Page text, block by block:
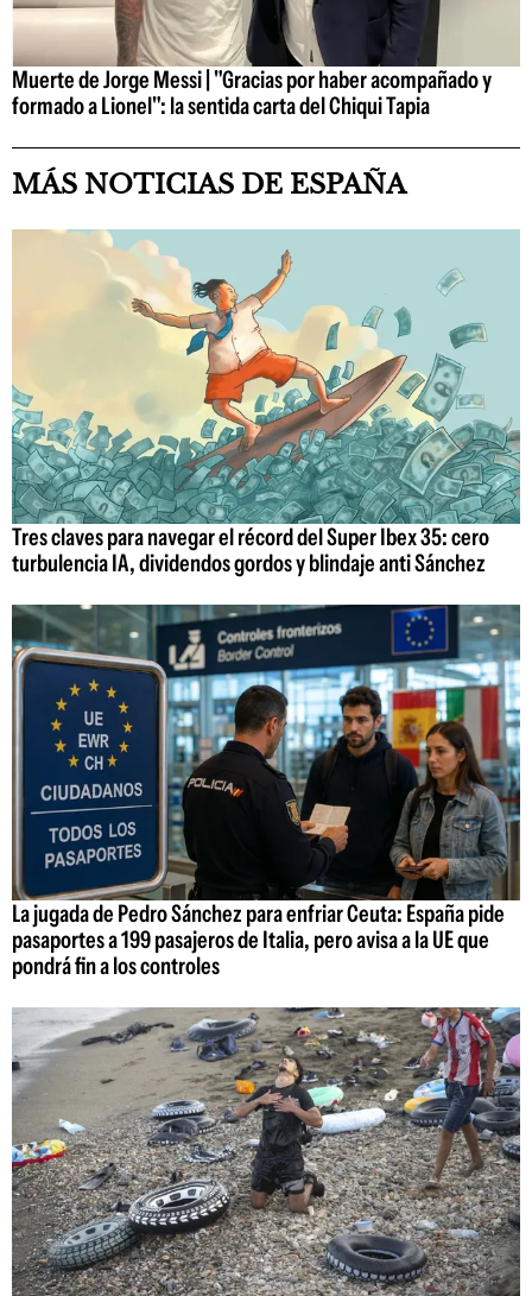
Muerte de Jorge Messi | "Gracias por haber acompañado y
formado a Lionel": la sentida carta del Chiqui Tapia
MÁS NOTICIAS DE ESPAÑA
Tres claves para navegar el récord del Super Ibex 35: cero
turbulencia IA, dividendos gordos y blindaje anti Sánchez
La jugada de Pedro Sánchez para enfriar Ceuta: España pide
pasaportes a 199 pasajeros de Italia, pero avisa a la UE que
pondrá fin a los controles